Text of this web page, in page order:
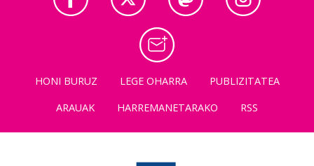
HONI BURUZ LEGE OHARRA
PUBLIZITATEA
ARAUAK
HARREMANETARAKO RSS